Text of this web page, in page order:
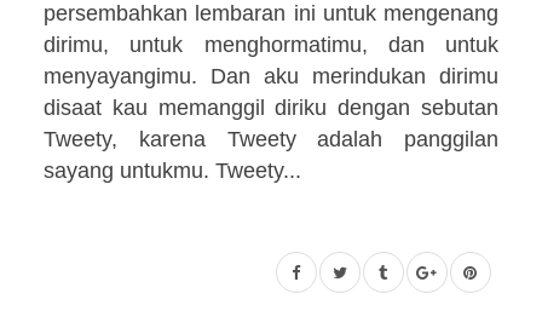
persembahkan lembaran ini untuk mengenang
dirimu, untuk menghormatimu, dan untuk
menyayangimu. Dan aku merindukan dirimu
disaat kau memanggil diriku dengan sebutan
Tweety, karena Tweety adalah panggilan
sayang untukmu. Tweety...